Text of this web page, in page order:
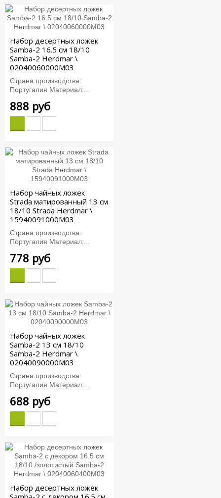
Набор десертных ложек
Samba-2 16.5 см 18/10
Samba-2 Herdmar \
02040060000M03
Страна производства:
Португалия Материал:...
888 руб
Набор чайных ложек
Strada матированный 13 см
18/10 Strada Herdmar \
15940091000M03
Страна производства:
Португалия Материал:...
778 руб
Набор чайных ложек
Samba-2 13 см 18/10
Samba-2 Herdmar \
02040090000M03
Страна производства:
Португалия Материал:...
688 руб
Набор десертных ложек